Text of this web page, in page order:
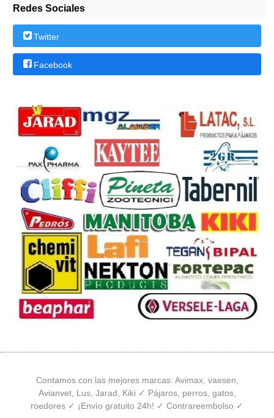
Redes Sociales
Twitter
Facebook
Contamos con las mejores marcas: Avimax, vaesen,
Avianvet, Lus, Jarad, Kiki ✓ Pájaros, perros, gatos,
roedores ✓ ¡Envío gratuito 24h! ✓ Contrareembolso ✓